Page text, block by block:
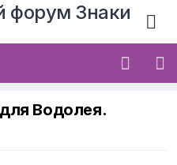
форум Знаки
Водолея.